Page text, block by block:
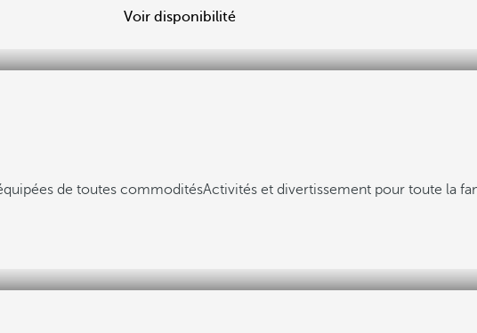
Voir disponibilité
de toutes commoditésActivités et divertissement pour toute la